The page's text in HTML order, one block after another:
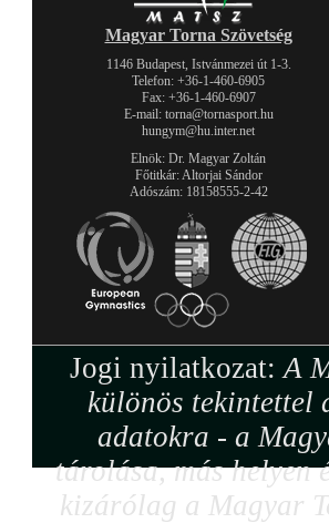
Magyar Torna Szövetség
1146 Budapest, Istvánmezei út 1-3.
Telefon: +36-1-460-6905
Fax: +36-1-460-6907
E-mail: torna@tornasport.hu
hungym@hu.inter.net
Elnök: Dr. Magyar Zoltán
Főtitkár: Altorjai Sándor
Adószám: 18158555-2-42
Jogi nyilatkozat:A
különös tekintettel
adatokra - a
tárolása, más helyen
kizárólag a Magyar